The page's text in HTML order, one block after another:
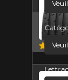
Aperçu